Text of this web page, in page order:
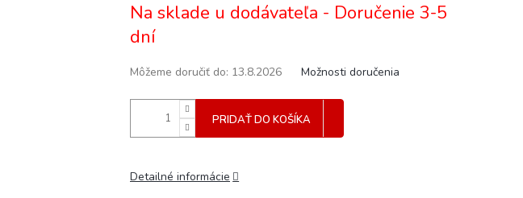
cena:
Na sklade u dodávateľa - Doručenie 3-5
dní
Môžeme doručiť do: 13.8.2026 Možnosti doručenia
PRIDAŤ DO KOŠÍKA
Detailné informácie